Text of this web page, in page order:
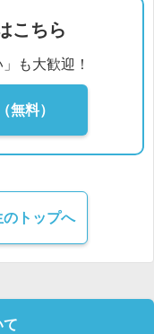
こちら
も大歓迎！
無料）
のトップへ
て